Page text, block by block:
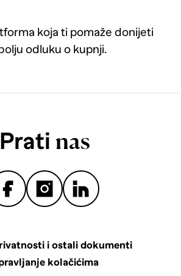
koja ti pomaže donijeti
odluku o kupnji.
Prati nas
i ostali dokumenti
kolačićima